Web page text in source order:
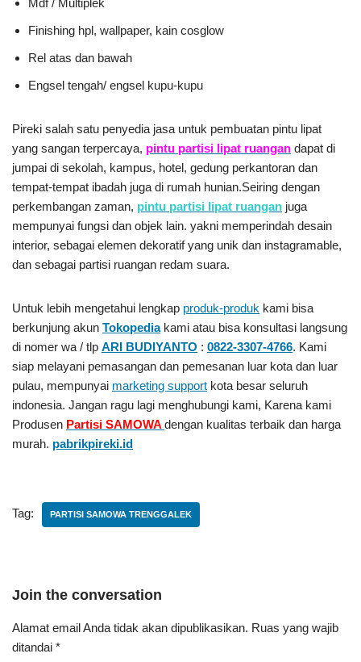
Mdf / Multiplek
Finishing hpl, wallpaper, kain cosglow
Rel atas dan bawah
Engsel tengah/ engsel kupu-kupu
Pireki salah satu penyedia jasa untuk pembuatan pintu lipat
yang sangan terpercaya, pintu partisi lipat ruangan dapat di
jumpai di sekolah, kampus, hotel, gedung perkantoran dan
tempat-tempat ibadah juga di rumah hunian.Seiring dengan
perkembangan zaman, pintu partisi lipat ruangan juga
mempunyai fungsi dan objek lain. yakni memperindah desain
interior, sebagai elemen dekoratif yang unik dan instagramable,
dan sebagai partisi ruangan redam suara.
Untuk lebih mengetahui lengkap produk-produk kami bisa
berkunjung akun Tokopediakami atau bisa konsultasi langsung
di nomer wa / tlp ARI BUDIYANTO : 0822-3307-4766. Kami
siap melayani pemasangan dan pemesanan luar kota dan luar
pulau, mempunyai marketing support kota besar seluruh
indonesia. Jangan ragu lagi menghubungi kami, Karena kami
Produsen Partisi SAMOWA dengan kualitas terbaik dan harga
murah. pabrikpireki.id
Tag: PARTISI SAMOWA TRENGGALEK
Join the conversation
Alamat email Anda tidak akan dipublikasikan. Ruas yang wajib
ditandai *